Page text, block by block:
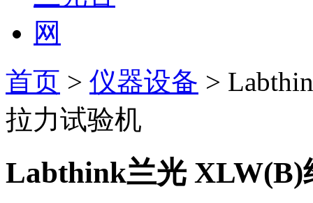
首页 > 仪器设备 >
拉力试验机
Labthink兰光 XLW(B)